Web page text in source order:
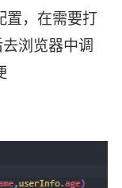
置，在需要打
浏览器中调